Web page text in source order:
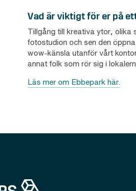
Vad är viktigt för er på
Tillgång till kreativa ytor, olika
fotostudion och sen den
wow-känsla utanför vårt
annat folk som rör sig i
Läs mer om Ebbepark här.